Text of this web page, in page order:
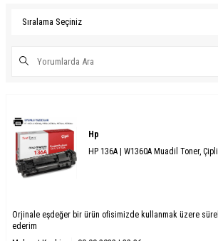
Hp
HP 136A | W1360A Muadil Toner, Çipli
Orjinale eşdeğer bir ürün ofisimizde kullanmak üzere
ederim